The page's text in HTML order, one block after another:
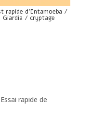
rapide d’Entamoeba /
Giardia / cryptage
rapide de